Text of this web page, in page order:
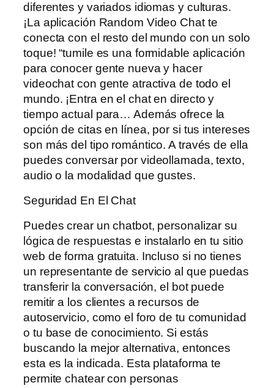
diferentes y variados idiomas y culturas.
¡La aplicación Random Video Chat te
conecta con el resto del mundo con un solo
toque! “tumile es una formidable aplicación
para conocer gente nueva y hacer
videochat con gente atractiva de todo el
mundo. ¡Entra en el chat en directo y
tiempo actual para… Además ofrece la
opción de citas en línea, por si tus intereses
son más del tipo romántico. A través de ella
puedes conversar por videollamada, texto,
audio o la modalidad que gustes.
Seguridad En El Chat
Puedes crear un chatbot, personalizar su
lógica de respuestas e instalarlo en tu sitio
web de forma gratuita. Incluso si no tienes
un representante de servicio al que puedas
transferir la conversación, el bot puede
remitir a los clientes a recursos de
autoservicio, como el foro de tu comunidad
o tu base de conocimiento. Si estás
buscando la mejor alternativa, entonces
esta es la indicada. Esta plataforma te
permite chatear con personas